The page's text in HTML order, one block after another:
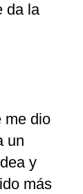
da la
me dio
un
y
más